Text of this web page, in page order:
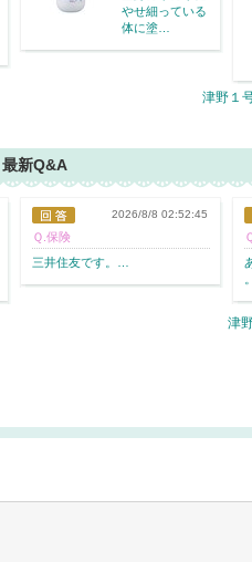
やせ細っている
体に塗…
津野１
最新Q&A
2026/8/8 02:52:45
Ｑ.保険
三井住友です。
津